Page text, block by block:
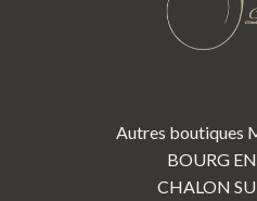
Autres boutiques
BOURG EN
CHALON